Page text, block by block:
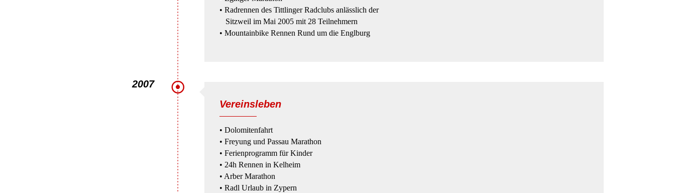
• Radrennen des Tittlinger Radclubs anlässlich der
Sitzweil im Mai 2005 mit 28 Teilnehmern
• Mountainbike Rennen Rund um die Englburg
2007
Vereinsleben
• Dolomitenfahrt
• Freyung und Passau Marathon
• Ferienprogramm für Kinder
• 24h Rennen in Kelheim
• Arber Marathon
• Radl Urlaub in Zypern